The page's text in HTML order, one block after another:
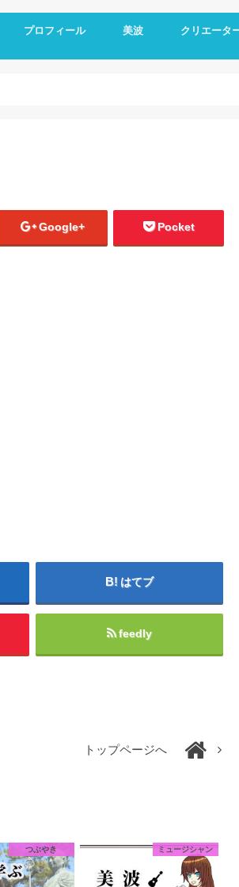
プロフィール 美波 クリエータ
Google+ Pocket
はてブ
feedly
トップページへ
つぶやき ミュージシャン